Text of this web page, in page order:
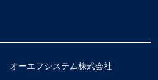
オーエフシステム株式会社